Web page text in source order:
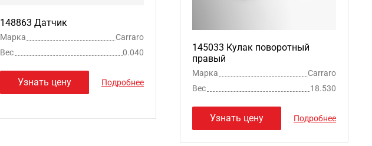
148863 Датчик
Марка
Carraro
Вес
0.040
Узнать цену Подробнее
145033 Кулак поворотный
правый
Марка
Carraro
Вес
18.530
Узнать цену Подробнее